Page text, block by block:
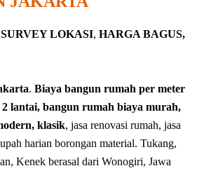
SURVEY LOKASI, HARGA BAGUS,
. Biaya bangun rumah per meter
lantai, bangun rumah biaya murah,
klasik, jasa renovasi rumah, jasa
harian borongan material. Tukang,
Kenek berasal dari Wonogiri, Jawa